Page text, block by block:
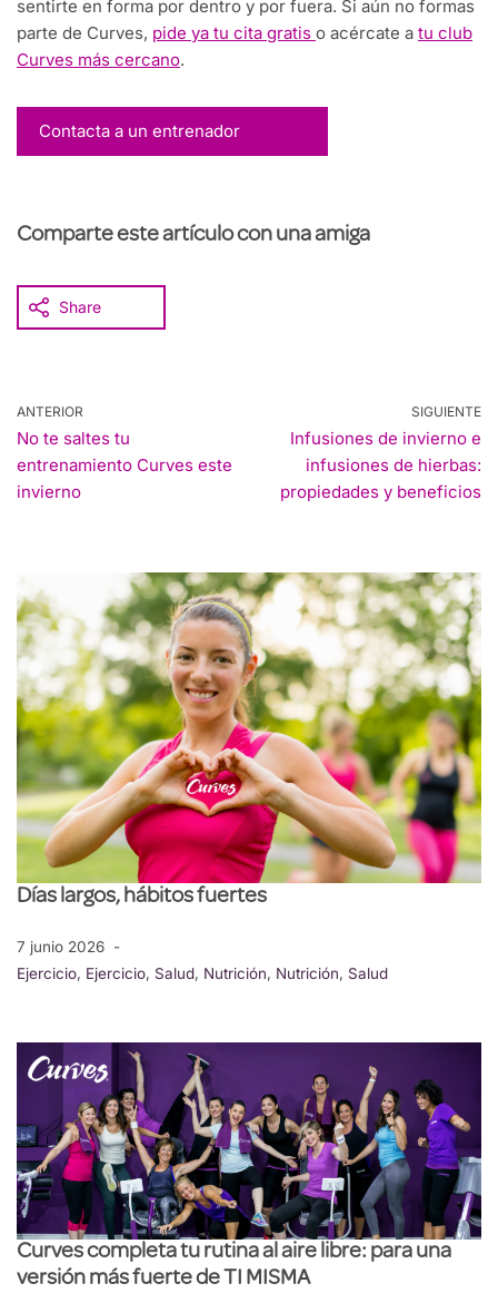
sentirte en forma por dentro y por fuera. Si aún no formas
parte de Curves, pide ya tu cita gratis o acércate a tu club
Curves más cercano.
Contacta a un entrenador
Comparte este artículo con una amiga
Share
ANTERIOR
No te saltes tu
entrenamiento Curves este
invierno
SIGUIENTE
Infusiones de invierno e
infusiones de hierbas:
propiedades y beneficios
Días largos, hábitos fuertes
7 junio 2026
Ejercicio, Ejercicio, Salud, Nutrición, Nutrición, Salud
Curves completa tu rutina al aire libre: para una
versión más fuerte de TI MISMA